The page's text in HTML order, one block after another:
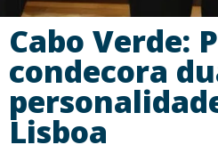
Cabo Verde:
condecora
Lisboa